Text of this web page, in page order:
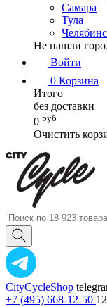
Самара
Тула
Не нашли
Войти
0 Корзина
Итого
без доставки
0 руб
Очистить
CityCycleShop
+7 (495) 668-12-50